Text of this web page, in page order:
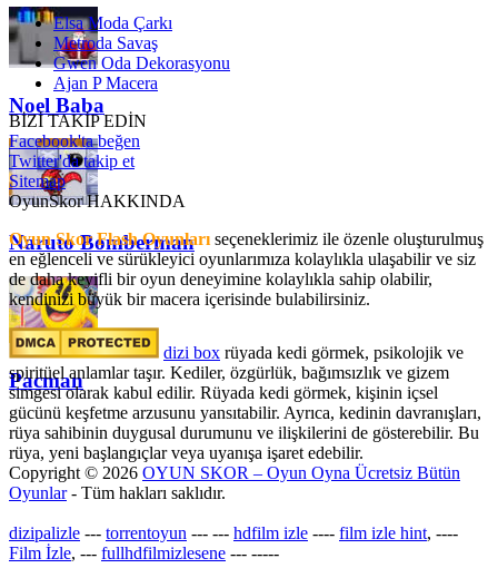
Noel Baba
Naruto Bomberman
Pacman
Elsa Moda Çarkı
Metroda Savaş
Gwen Oda Dekorasyonu
Ajan P Macera
BİZİ TAKİP EDİN
Facebook'ta beğen
Twitter'da takip et
Sitemap
OyunSkor HAKKINDA
Oyun Skor Flash Oyunları seçeneklerimiz ile özenle oluşturulmuş
en eğlenceli ve sürükleyici oyunlarımıza kolaylıkla ulaşabilir ve siz
de daha keyifli bir oyun deneyimine kolaylıkla sahip olabilir,
kendinizi büyük bir macera içerisinde bulabilirsiniz.
dizi box rüyada kedi görmek​, psikolojik ve
spiritüel anlamlar taşır. Kediler, özgürlük, bağımsızlık ve gizem
simgesi olarak kabul edilir. Rüyada kedi görmek, kişinin içsel
gücünü keşfetme arzusunu yansıtabilir. Ayrıca, kedinin davranışları,
rüya sahibinin duygusal durumunu ve ilişkilerini de gösterebilir. Bu
rüya, yeni başlangıçlar veya uyanışa işaret edebilir.
Copyright © 2026 OYUN SKOR – Oyun Oyna Ücretsiz Bütün
Oyunlar- Tüm hakları saklıdır.
dizipalizle --- torrentoyun --- --- hdfilm izle ---- film izle hint, ----
Film İzle, --- fullhdfilmizlesene --- -----